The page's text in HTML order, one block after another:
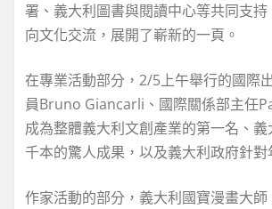
署、義大利圖書與閱讀中心等共同支
向文化交流，展開了嶄新的一頁。
在專業活動部分，2/5上午舉行的國際
員Bruno Giancarli、國際關係部主任
成為整體義大利文創產業的第一名、
千本的驚人成果，以及義大利政府針
作家活動的部分，義大利國寶漫畫大